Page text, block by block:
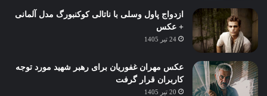
ازدواج پاول وسلی با ناتالی کوکنبورگ مدل آلمانی
+ عکس
24 تیر 1405
عکس مهران غفوریان برای رهبر شهید مورد توجه
کاربران قرار گرفت
20 تیر 1405